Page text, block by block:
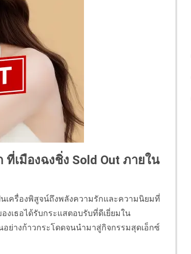
เมืองฉงชิ่ง Sold Out ภายใน
เครื่องพิสูจน์ถึงพลังความรักและความนิยมที่
เธอได้รับกระแสตอบรับที่ดีเยี่ยมใน
ย่างก้าวกระโดดจนนำมาสู่กิจกรรมสุดเอ็กซ์